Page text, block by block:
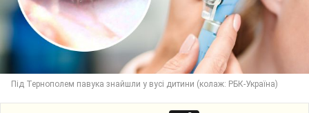
Під Тернополем павука знайшли у вусі дитини (колаж: РБК-Україна)